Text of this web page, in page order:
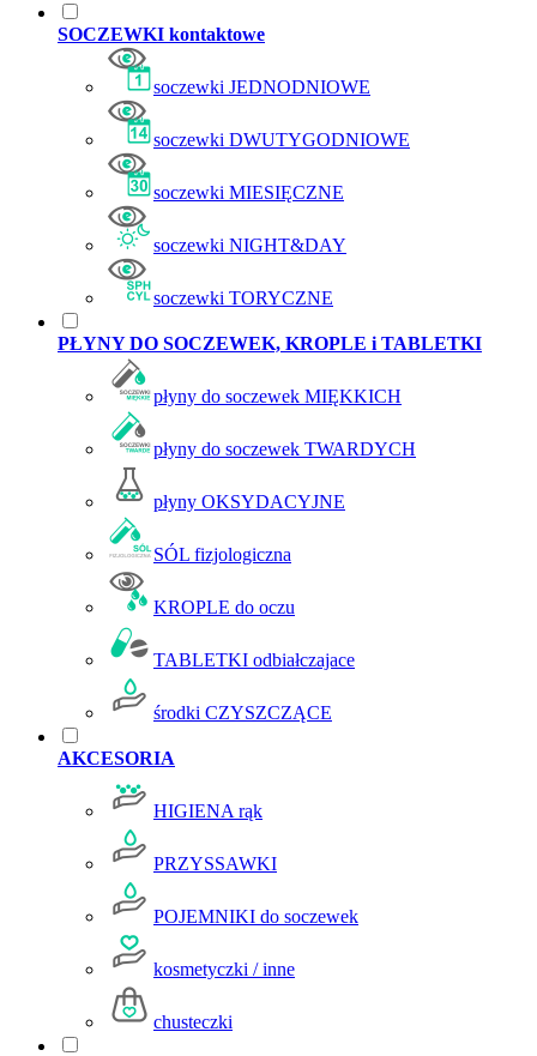
SOCZEWKI kontaktowe
soczewki JEDNODNIOWE
soczewki DWUTYGODNIOWE
soczewki MIESIĘCZNE
soczewki NIGHT&DAY
soczewki TORYCZNE
PŁYNY DO SOCZEWEK, KROPLE i TABLETKI
płyny do soczewek MIĘKKICH
płyny do soczewek TWARDYCH
płyny OKSYDACYJNE
SÓL fizjologiczna
KROPLE do oczu
TABLETKI odbiałczajace
środki CZYSZCZĄCE
AKCESORIA
HIGIENA rąk
PRZYSSAWKI
POJEMNIKI do soczewek
kosmetyczki / inne
chusteczki